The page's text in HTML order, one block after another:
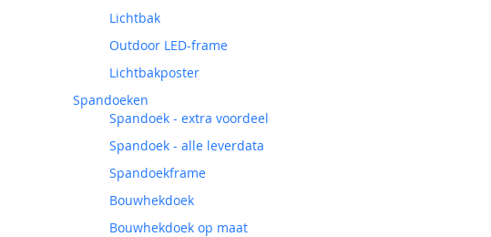
Lichtbak
Outdoor LED-frame
Lichtbakposter
Spandoeken
Spandoek - extra voordeel
Spandoek - alle leverdata
Spandoekframe
Bouwhekdoek
Bouwhekdoek op maat